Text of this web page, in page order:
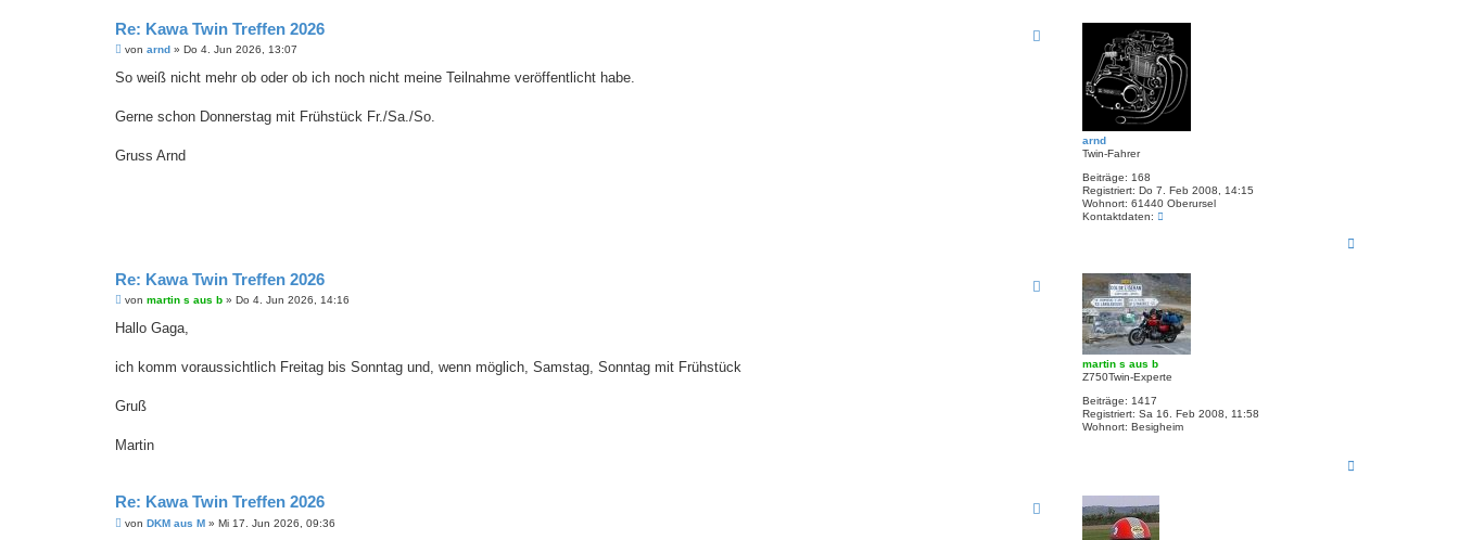
arnd
Twin-Fahrer
Beiträge: 168
Registriert: Do 7. Feb 2008, 14:15
Wohnort: 61440 Oberursel
Kontaktdaten:
K
t
d
a
t
e
n
o
a
r
Re: Kawa Twin Treffen 2026
B
i
a
von arnd » Do 4. Jun 2026, 13:07
So weiß nicht mehr ob oder ob ich noch nicht meine Teilnahme veröffentlicht habe.
Gerne schon Donnerstag mit Frühstück Fr./Sa./So.
Gruss Arnd
martin s aus b
Z750Twin-Experte
Beiträge: 1417
Registriert: Sa 16. Feb 2008, 11:58
Wohnort: Besigheim
Re: Kawa Twin Treffen 2026
B
i
a
von martin s aus b » Do 4. Jun 2026, 14:16
Hallo Gaga,
ich komm voraussichtlich Freitag bis Sonntag und, wenn möglich, Samstag, Sonntag mit Frühstück
Gruß
Martin
Re: Kawa Twin Treffen 2026
Bvon DKM aus M » Mi 17. Jun 2026, 09:36